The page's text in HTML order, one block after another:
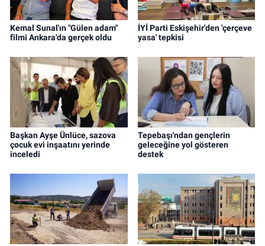
Kemal Sunal'ın "Gülen adam"
filmi Ankara'da gerçek oldu
İYİ Parti Eskişehir'den 'çerçeve
yasa' tepkisi
Başkan Ayşe Ünlüce, sazova
çocuk evi inşaatını yerinde
inceledi
Tepebaşı'ndan gençlerin
geleceğine yol gösteren
destek